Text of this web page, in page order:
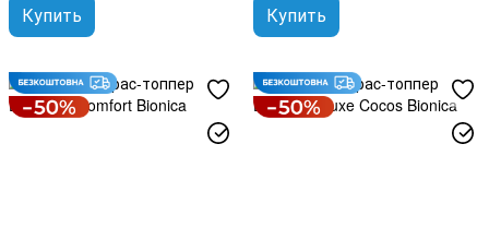
Купить Купить